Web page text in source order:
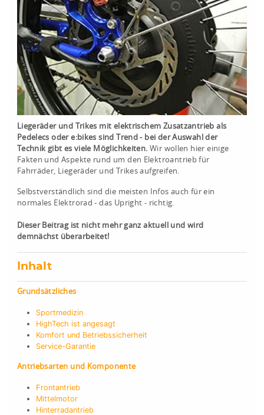
Liegeräder und Trikes mit elektrischem Zusatzantrieb als
Pedelecs oder e:bikes sind Trend - bei der Auswahl der
Technik gibt es viele Möglichkeiten.Wir wollen hier einige
Fakten und Aspekte rund um den Elektroantrieb für
Fahrräder, Liegeräder und Trikes aufgreifen.
Selbstverständlich sind die meisten Infos auch für ein
normales Elektrorad - das Upright - richtig.
Dieser Beitrag ist nicht mehr ganz aktuell und wird
demnächst überarbeitet!
Inhalt
Grundsätzliches
Sportmedizin
HighTech ist angesagt
Komfort und Betriebssicherheit
Service-Garantie
Antriebsarten und Komponente
Frontantrieb
Mittelmotor
Hinterradantrieb